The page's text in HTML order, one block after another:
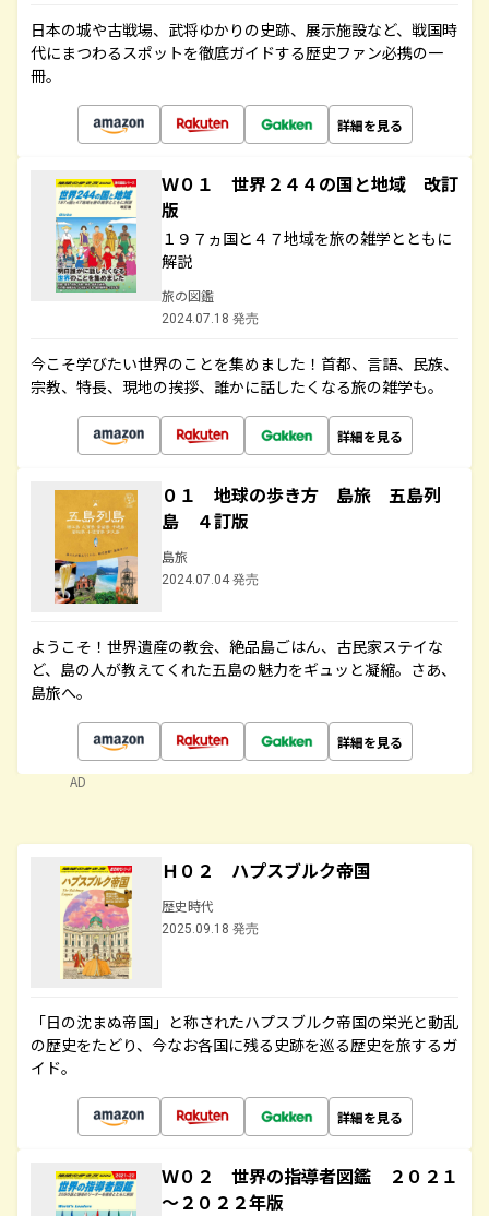
日本の城や古戦場、武将ゆかりの史跡、展示施設など、戦国時
代にまつわるスポットを徹底ガイドする歴史ファン必携の一
冊。
詳細を見る
Ｗ０１ 世界２４４の国と地域 改訂
版
１９７ヵ国と４７地域を旅の雑学とともに
解説
旅の図鑑
2024.07.18 発売
今こそ学びたい世界のことを集めました！首都、言語、民族、
宗教、特長、現地の挨拶、誰かに話したくなる旅の雑学も。
詳細を見る
０１ 地球の歩き方 島旅 五島列
島 ４訂版
島旅
2024.07.04 発売
ようこそ！世界遺産の教会、絶品島ごはん、古民家ステイな
ど、島の人が教えてくれた五島の魅力をギュッと凝縮。さあ、
島旅へ。
詳細を見る
AD
Ｈ０２ ハプスブルク帝国
歴史時代
2025.09.18 発売
「日の沈まぬ帝国」と称されたハプスブルク帝国の栄光と動乱
の歴史をたどり、今なお各国に残る史跡を巡る歴史を旅するガ
イド。
詳細を見る
Ｗ０２ 世界の指導者図鑑 ２０２１
～２０２２年版